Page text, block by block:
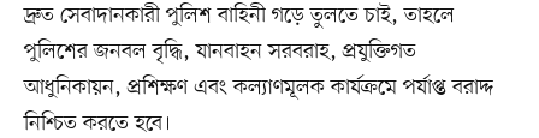
দ্রুত সেবাদানকারী পুলিশ বাহিনী গড়ে তুলতে চাই, তাহলে
পুলিশের জনবল বৃদ্ধি, যানবাহন সরবরাহ, প্রযুক্তিগত
আধুনিকায়ন, প্রশিক্ষণ এবং কল্যাণমূলক কার্যক্রমে পর্যাপ্ত বরাদ্দ
নিশ্চিত করতে হবে।